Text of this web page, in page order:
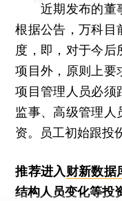
近期发布的董事
根据公告，万科目
度，即，对于今后
项目外，原则上要
项目管理人员必须
监事、高级管理人
资。员工初始跟投
推荐进入财新数据
结构人员变化等投